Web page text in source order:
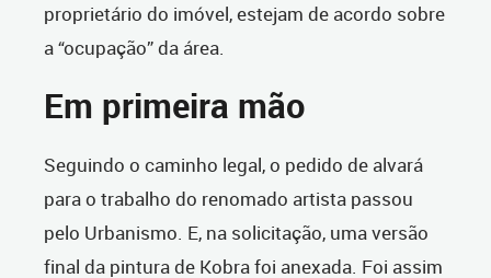
proprietário do imóvel, estejam de acordo sobre
a “ocupação” da área.
Em primeira mão
Seguindo o caminho legal, o pedido de alvará
para o trabalho do renomado artista passou
pelo Urbanismo. E, na solicitação, uma versão
final da pintura de Kobra foi anexada. Foi assim